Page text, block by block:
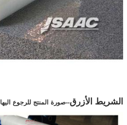
الشريط الأزرق--صورة المنتج للرجوع اليها